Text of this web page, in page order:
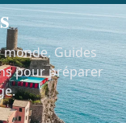
monde. Guides
pour préparer